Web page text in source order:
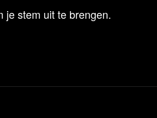
je stem uit te brengen.